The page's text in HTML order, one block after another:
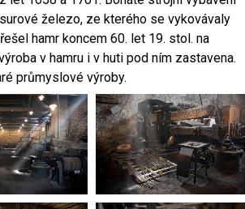
železo, ze kterého se vykovávaly
hamr koncem 60. let 19. stol. na
v hamru i v huti pod ním zastavena.
průmyslové výroby.